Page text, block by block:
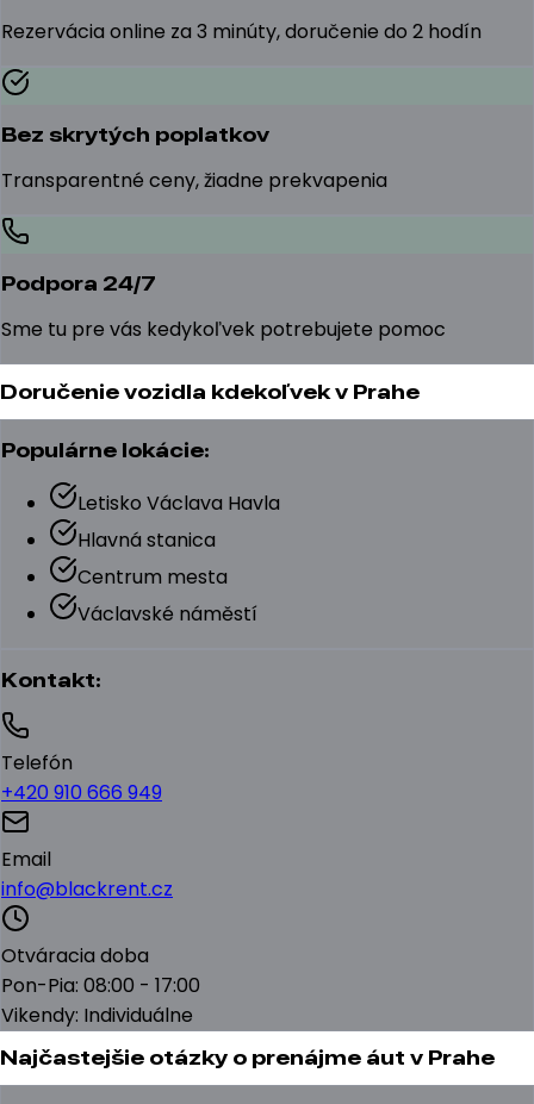
Rezervácia online za 3 minúty, doručenie do 2 hodín
Bez skrytých poplatkov
Transparentné ceny, žiadne prekvapenia
Podpora 24/7
Sme tu pre vás kedykoľvek potrebujete pomoc
Doručenie vozidla kdekoľvek v Prahe
Populárne lokácie:
Letisko Václava Havla
Hlavná stanica
Centrum mesta
Václavské náměstí
Kontakt:
Telefón
+420 910 666 949
Email
info@blackrent.cz
Otváracia doba
Pon-Pia: 08:00 - 17:00
Vikendy: Individuálne
Najčastejšie otázky o prenájme áut v Prahe